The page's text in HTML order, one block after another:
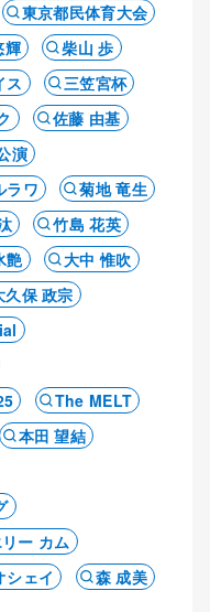
東京都民体育大会
輝
柴山 歩
ス
三笠宮杯
佐藤 由基
演
ラワ
菊地 竜生
竹島 花英
艶
大中 惟吹
久保 政宗
The MELT
本田 望結
ー カム
シェイ
森 成美